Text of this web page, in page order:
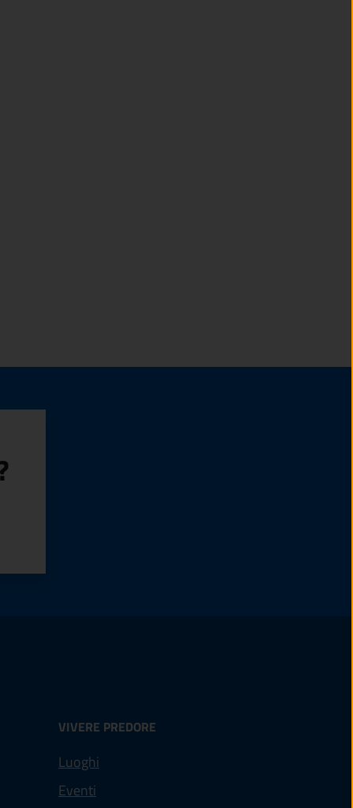
VIVERE PREDORE
Luoghi
Eventi